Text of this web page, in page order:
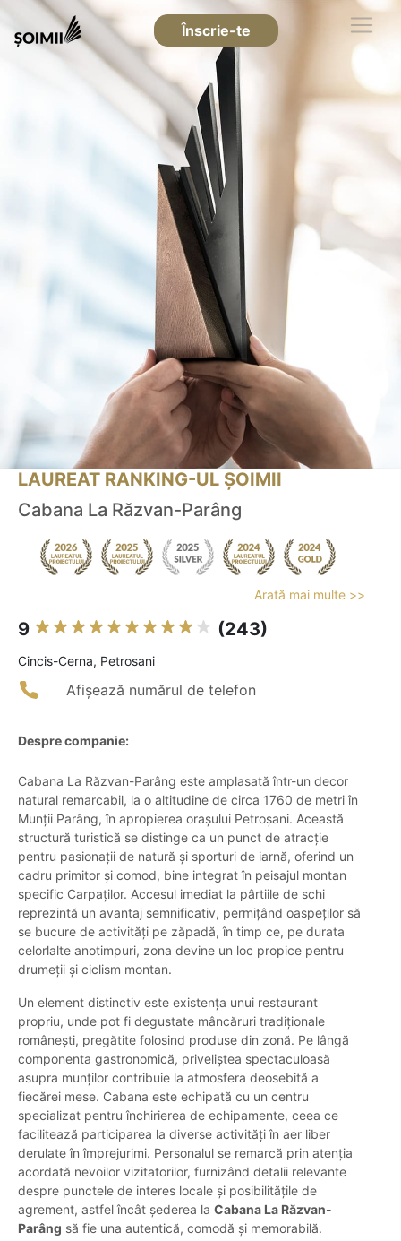
Înscrie-te
LAUREAT RANKING-UL ȘOIMII
Cabana La Răzvan-Parâng
Arată mai multe >>
9 (243)
Cincis-Cerna, Petrosani
Afișează numărul de telefon
Despre companie:
Cabana La Răzvan-Parâng este amplasată într-un decor
natural remarcabil, la o altitudine de circa 1760 de metri în
Munții Parâng, în apropierea orașului Petroșani. Această
structură turistică se distinge ca un punct de atracție
pentru pasionații de natură și sporturi de iarnă, oferind un
cadru primitor și comod, bine integrat în peisajul montan
specific Carpaților. Accesul imediat la pârtiile de schi
reprezintă un avantaj semnificativ, permițând oaspeților să
se bucure de activități pe zăpadă, în timp ce, pe durata
celorlalte anotimpuri, zona devine un loc propice pentru
drumeții și ciclism montan.
Un element distinctiv este existența unui restaurant
propriu, unde pot fi degustate mâncăruri tradiționale
românești, pregătite folosind produse din zonă. Pe lângă
componenta gastronomică, priveliștea spectaculoasă
asupra munților contribuie la atmosfera deosebită a
fiecărei mese. Cabana este echipată cu un centru
specializat pentru închirierea de echipamente, ceea ce
facilitează participarea la diverse activități în aer liber
derulate în împrejurimi. Personalul se remarcă prin atenția
acordată nevoilor vizitatorilor, furnizând detalii relevante
despre punctele de interes locale și posibilitățile de
agrement, astfel încât șederea la Cabana La Răzvan-
Parâng să fie una autentică, comodă și memorabilă.